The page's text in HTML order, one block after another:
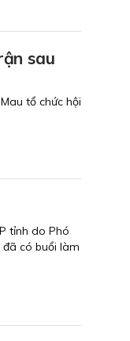
sau
tổ chức hội
tỉnh do Phó
có buổi làm